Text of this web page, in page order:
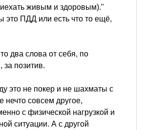
живым и здоровым)."
это ПДД или есть что то ещё,
два слова от себя, по
за позитив.
это не покер и не шахматы с
нечто совсем другое,
с физической нагрузкой и
ситуации. А с другой